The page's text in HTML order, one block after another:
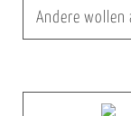
Andere